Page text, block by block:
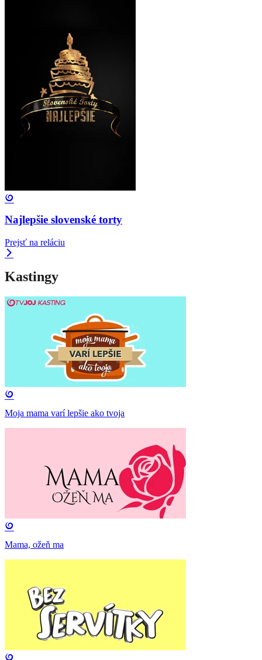
Najlepšie slovenské torty
Prejsť na reláciu
Kastingy
Moja mama varí lepšie ako tvoja
Mama, ožeň ma